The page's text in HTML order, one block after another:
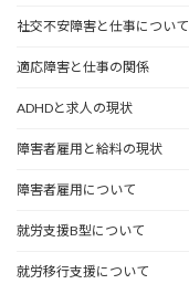
社交不安障害と仕事について
適応障害と仕事の関係
ADHDと求人の現状
障害者雇用と給料の現状
障害者雇用について
就労支援B型について
就労移行支援について